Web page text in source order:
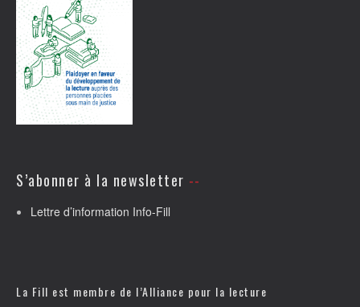
S’abonner à la newsletter
Lettre d’information Info-Fill
La Fill est membre de l’Alliance pour la lecture